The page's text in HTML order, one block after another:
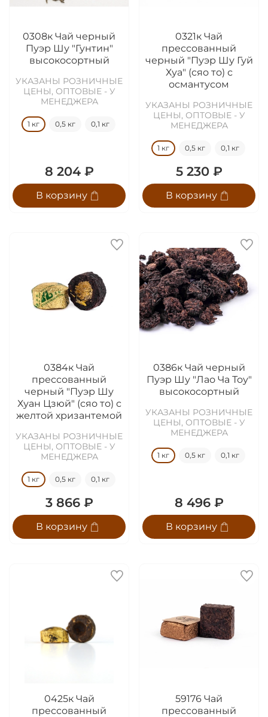
0308к Чай черный
Пуэр Шу "Гунтин"
высокосортный
УКАЗАНЫ РОЗНИЧНЫЕ
ЦЕНЫ, ОПТОВЫЕ - У
МЕНЕДЖЕРА
1 кг 0,5 кг 0,1 кг
8 204 ₽
В корзину
0321к Чай
прессованный
черный "Пуэр Шу Гуй
Хуа" (сяо то) с
османтусом
УКАЗАНЫ РОЗНИЧНЫЕ
ЦЕНЫ, ОПТОВЫЕ - У
МЕНЕДЖЕРА
1 кг 0,5 кг 0,1 кг
5 230 ₽
В корзину
0384к Чай
прессованный
черный "Пуэр Шу
Хуан Цзюй" (сяо то) с
желтой хризантемой
УКАЗАНЫ РОЗНИЧНЫЕ
ЦЕНЫ, ОПТОВЫЕ - У
МЕНЕДЖЕРА
1 кг 0,5 кг 0,1 кг
3 866 ₽
В корзину
0386к Чай черный
Пуэр Шу "Лао Ча Тоу"
высокосортный
УКАЗАНЫ РОЗНИЧНЫЕ
ЦЕНЫ, ОПТОВЫЕ - У
МЕНЕДЖЕРА
1 кг 0,5 кг 0,1 кг
8 496 ₽
В корзину
0425к Чай
прессованный
59176 Чай
прессованный